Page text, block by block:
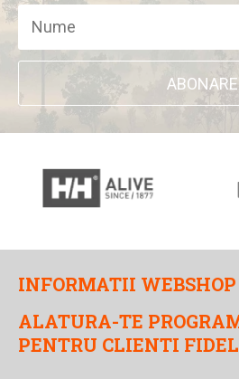
ABONARE
INFORMATII WEBSHOP
ALATURA-TE
PENTRU CLIENTI